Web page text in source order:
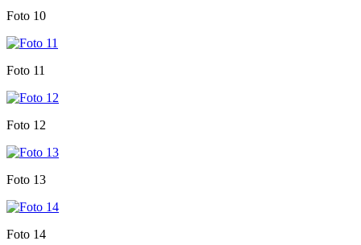
Foto 10
Foto 11
Foto 12
Foto 13
Foto 14